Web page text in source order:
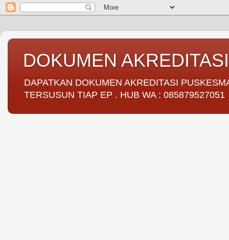
DOKUMEN
DAPATKAN DOKUMEN AKREDITASI
TERSUSUN TIAP EP . HUB WA : 085879527051